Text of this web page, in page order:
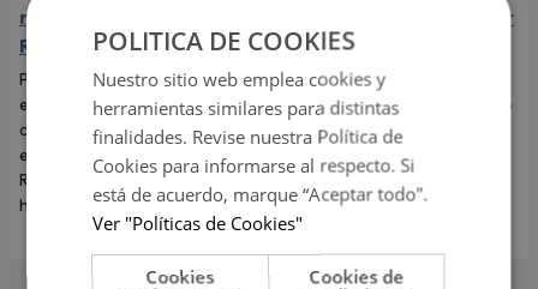
ruptura con Korina
Rivadeneira
Por primera vez, el
exintegrante de Combate
contó cómo realmente afrontó
el fin de su relación con Korina
Rivadeneira, madre de sus dos
hijos.
‘Esto es guerra’ tras caer
de 8 metros de altura
El incidente que preocupó a
todos los televidentes de 'Esto
es guerra' ocurrió en pleno
programa en vivo.
POLITICA DE COOKIES
Nuestro sitio web emplea cookies y
herramientas similares para distintas
finalidades. Revise nuestra Política de
Cookies para informarse al respecto. Si
está de acuerdo, marque “Aceptar todo".
Ver "Políticas de Cookies"
Cookies
Cookies de